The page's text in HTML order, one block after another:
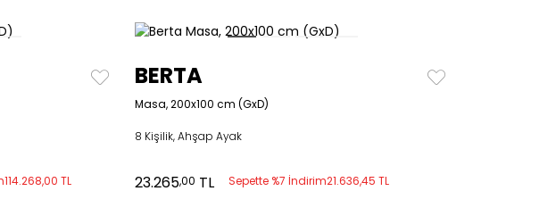
114.268,00 TL
BERTA
Masa, 200x100 cm (GxD)
8 Kişilik, Ahşap Ayak
23.265,00 TL Sepette %7 İndirim21.636,45 TL